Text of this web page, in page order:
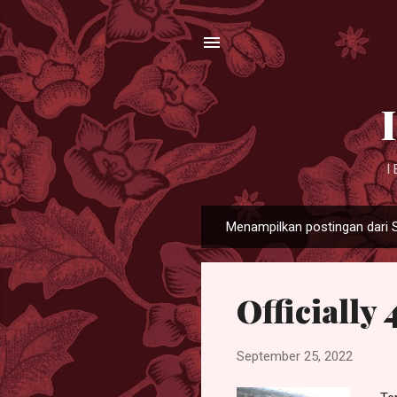
I
o
Menampilkan postingan dari
Officially
September 25, 2022